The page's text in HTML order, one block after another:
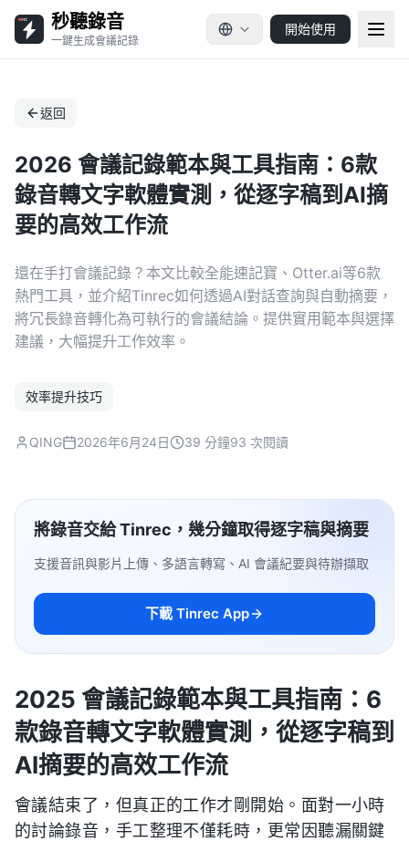
秒聽錄音
一鍵生成會議記錄
開始使用
返回
2026 會議記錄範本與工具指南：6款
錄音轉文字軟體實測，從逐字稿到AI摘
要的高效工作流
還在手打會議記錄？本文比較全能速記寶、Otter.ai等6款
熱門工具，並介紹Tinrec如何透過AI對話查詢與自動摘要，
將冗長錄音轉化為可執行的會議結論。提供實用範本與選擇
建議，大幅提升工作效率。
效率提升技巧
QING 2026年6月24日 39 分鐘93 次閱讀
將錄音交給 Tinrec，幾分鐘取得逐字稿與摘要
支援音訊與影片上傳、多語言轉寫、AI 會議紀要與待辦擷取
下載 Tinrec App
2025 會議記錄範本與工具指南：6
款錄音轉文字軟體實測，從逐字稿到
AI摘要的高效工作流
會議結束了，但真正的工作才剛開始。面對一小時
的討論錄音，手工整理不僅耗時，更常因聽漏關鍵